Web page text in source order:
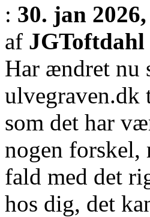
: 30. jan
af JGToftdahl
Har ændret nu
ulvegraven.dk
som det har
nogen forskel,
fald med det
hos dig, det